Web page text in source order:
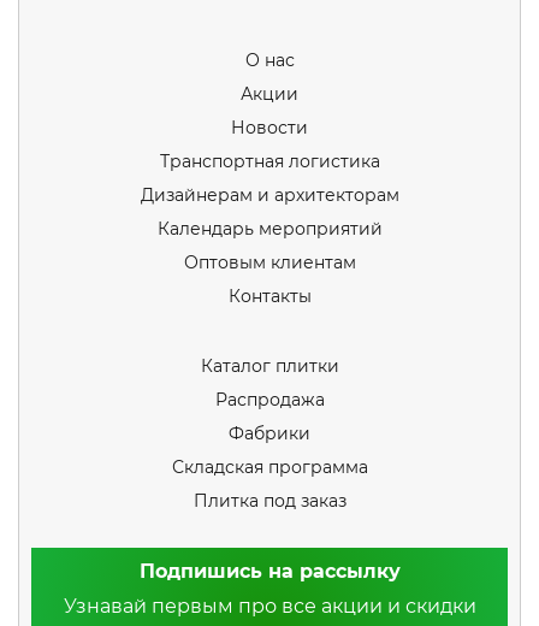
О нас
Акции
Новости
Транспортная логистика
Дизайнерам и архитекторам
Календарь мероприятий
Оптовым клиентам
Контакты
Каталог плитки
Распродажа
Фабрики
Складская программа
Плитка под заказ
Подпишись на рассылку
Узнавай первым про все акции и скидки